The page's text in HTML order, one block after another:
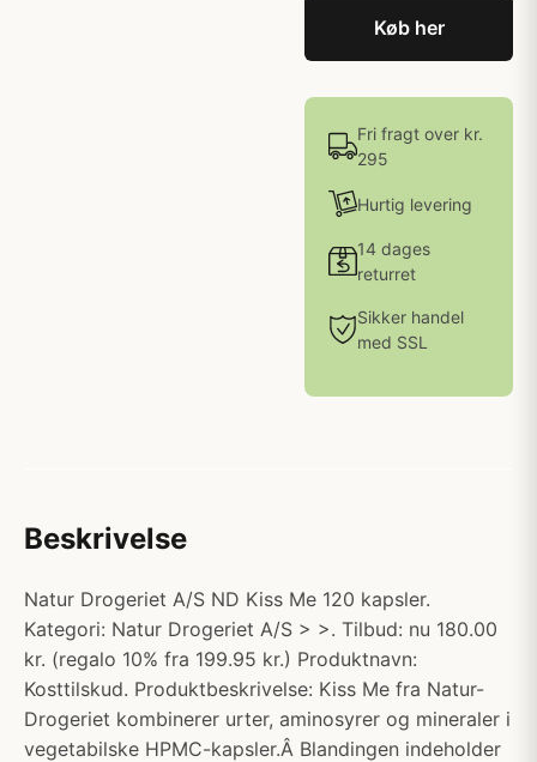
Køb her
Fri fragt over kr.
295
Hurtig levering
14 dages
returret
Sikker handel
med SSL
Beskrivelse
Natur Drogeriet A/S ND Kiss Me 120 kapsler.
Kategori: Natur Drogeriet A/S > >. Tilbud: nu 180.00
kr. (regalo 10% fra 199.95 kr.) Produktnavn:
Kosttilskud. Produktbeskrivelse: Kiss Me fra Natur-
Drogeriet kombinerer urter, aminosyrer og mineraler i
vegetabilske HPMC-kapsler.Â Blandingen indeholder